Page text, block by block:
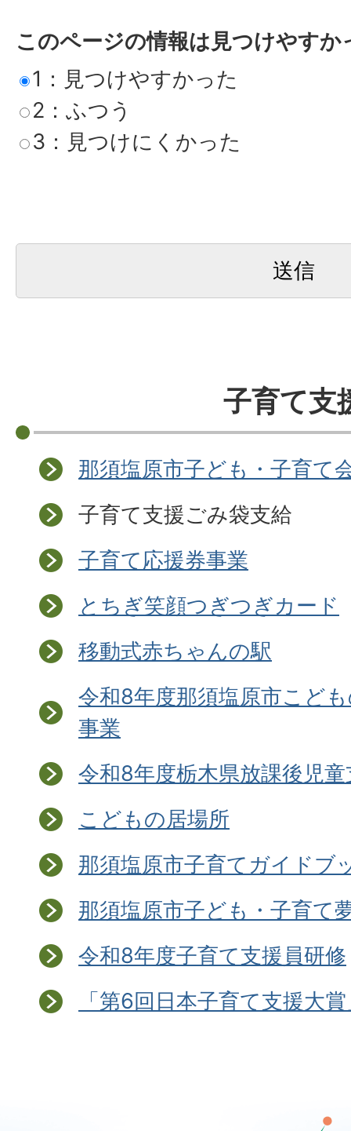
このページの情報は見つけやすか
1：見つけやすかった
2：ふつう
3：見つけにくかった
子育て支
那須塩原市子ども・子育て
子育て支援ごみ袋支給
子育て応援券事業
とちぎ笑顔つぎつぎカード
移動式赤ちゃんの駅
令和8年度那須塩原市こど
事業
令和8年度栃木県放課後児
こどもの居場所
那須塩原市子育てガイドブ
那須塩原市子ども・子育て
令和8年度子育て支援員研修
「第6回日本子育て支援大